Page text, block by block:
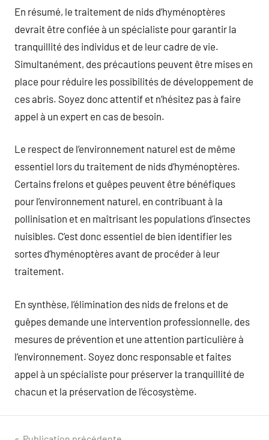
En résumé, le traitement de nids d’hyménoptères
devrait être confiée à un spécialiste pour garantir la
tranquillité des individus et de leur cadre de vie.
Simultanément, des précautions peuvent être mises en
place pour réduire les possibilités de développement de
ces abris. Soyez donc attentif et n’hésitez pas à faire
appel à un expert en cas de besoin.
Le respect de l’environnement naturel est de même
essentiel lors du traitement de nids d’hyménoptères.
Certains frelons et guêpes peuvent être bénéfiques
pour l’environnement naturel, en contribuant à la
pollinisation et en maîtrisant les populations d’insectes
nuisibles. C’est donc essentiel de bien identifier les
sortes d’hyménoptères avant de procéder à leur
traitement.
En synthèse, l’élimination des nids de frelons et de
guêpes demande une intervention professionnelle, des
mesures de prévention et une attention particulière à
l’environnement. Soyez donc responsable et faites
appel à un spécialiste pour préserver la tranquillité de
chacun et la préservation de l’écosystème.